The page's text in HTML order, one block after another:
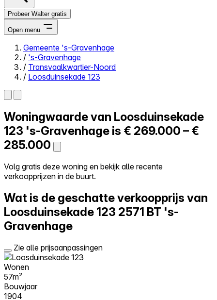
Probeer Walter gratis
Open menu
Close menu
Zelf kopen
Alles-in-één
Reviews
Prijzen
Log in
Probeer Walter gratis
Gemeente 's-Gravenhage
/ 's-Gravenhage
/ Transvaalkwartier-Noord
/ Loosduinsekade 123
Woningwaarde van Loosduinsekade
123 's-Gravenhage is € 269.000 – €
285.000
Volg gratis deze woning en bekijk alle recente
verkoopprijzen in de buurt.
Wat is de geschatte verkoopprijs van
Loosduinsekade 123 2571 BT 's-
Gravenhage
Zie alle prijsaanpassingen
Wonen
57m²
Bouwjaar
1904